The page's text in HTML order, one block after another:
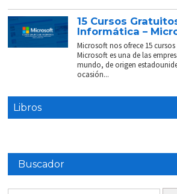
15 Cursos
Informática –
Microsoft nos ofrece 15
Microsoft es una de las
mundo, de origen
ocasión...
Libros
Buscador